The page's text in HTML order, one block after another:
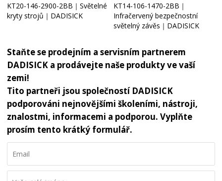
KT20-146-2900-2BB｜Světelné
kryty strojů｜DADISICK
KT14-106-1470-2BB｜
Infračervený bezpečnostní
světelný závěs｜DADISICK
Staňte se prodejním a servisním partnerem
DADISICK a prodávejte naše produkty ve vaší
zemi!
Tito partneři jsou společností DADISICK
podporováni nejnovějšími školeními, nástroji,
znalostmi, informacemi a podporou. Vyplňte
prosím tento krátký formulář.